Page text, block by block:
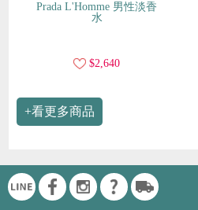
Prada L'Homme 男性淡香
水
$2,640
+看更多商品